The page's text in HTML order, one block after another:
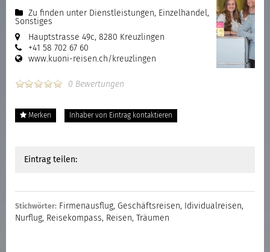
Zu finden unter Dienstleistungen, Einzelhandel ,
Sonstiges
Hauptstrasse 49c, 8280 Kreuzlingen
+41 58 702 67 60
www.kuoni-reisen.ch/kreuzlingen
0 Bewertungen
Merken Inhaber von Eintrag kontaktieren
Eintrag teilen:
Stichwörter: Firmenausflug, Geschäftsreisen, Idividualreisen,
Nurflug, Reisekompass, Reisen, Träumen